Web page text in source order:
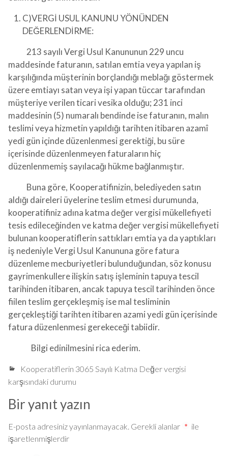
C)VERGİ USUL KANUNU YÖNÜNDEN
DEĞERLENDİRME:
213 sayılı Vergi Usul Kanununun 229 uncu
maddesinde faturanın, satılan emtia veya yapılan iş
karşılığında müşterinin borçlandığı meblağı göstermek
üzere emtiayı satan veya işi yapan tüccar tarafından
müşteriye verilen ticari vesika olduğu; 231 inci
maddesinin (5) numaralı bendinde ise faturanın, malın
teslimi veya hizmetin yapıldığı tarihten itibaren azamî
yedi gün içinde düzenlenmesi gerektiği, bu süre
içerisinde düzenlenmeyen faturaların hiç
düzenlenmemiş sayılacağı hükme bağlanmıştır.
Buna göre, Kooperatifinizin, belediyeden satın
aldığı daireleri üyelerine teslim etmesi durumunda,
kooperatifiniz adına katma değer vergisi mükellefiyeti
tesis edileceğinden ve katma değer vergisi mükellefiyeti
bulunan kooperatiflerin sattıkları emtia ya da yaptıkları
iş nedeniyle Vergi Usul Kanununa göre fatura
düzenleme mecburiyetleri bulunduğundan, söz konusu
gayrimenkullere ilişkin satış işleminin tapuya tescil
tarihinden itibaren, ancak tapuya tescil tarihinden önce
fiilen teslim gerçekleşmiş ise mal tesliminin
gerçekleştiği tarihten itibaren azami yedi gün içerisinde
fatura düzenlenmesi gerekeceği tabiidir.
Bilgi edinilmesini rica ederim.
Kooperatiflerin 3065 Sayılı Katma Değer vergisi
karşısındaki durumu
Bir yanıt yazın
E-posta adresiniz yayınlanmayacak. Gerekli alanlar * ile
işaretlenmişlerdir